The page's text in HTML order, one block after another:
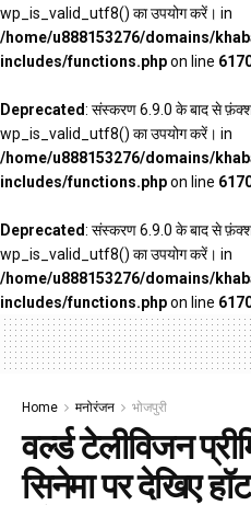
wp_is_valid_utf8() का उपयोग करें। in
/home/u888153276/domains/
includes/functions.phpon line
Deprecated: संस्करण 6.9.0 के बाद से
wp_is_valid_utf8() का उपयोग करें। in
/home/u888153276/domains/
includes/functions.phpon line
Deprecated: संस्करण 6.9.0 के बाद से
wp_is_valid_utf8() का उपयोग करें। in
/home/u888153276/domains/
includes/functions.phpon line
Home मनोरंजन भोजपुरी
वर्ल्ड टेलीविजन
सिनेमा पर देखिए